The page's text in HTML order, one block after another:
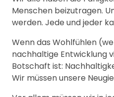
Menschen beizutragen.
werden. Jede und jeder
Wenn das Wohlfühlen
nachhaltige Entwicklung
Botschaft ist:
Wir müssen unsere